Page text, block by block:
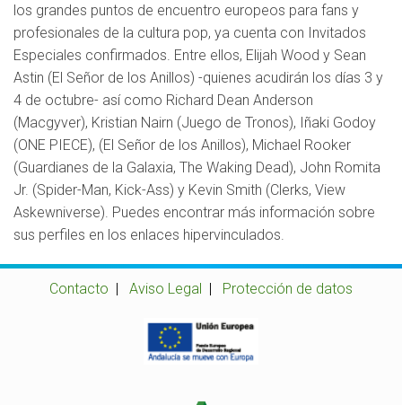
los grandes puntos de encuentro europeos para fans y
profesionales de la cultura pop, ya cuenta con Invitados
Especiales confirmados. Entre ellos, Elijah Wood y Sean
Astin (El Señor de los Anillos) -quienes acudirán los días 3 y
4 de octubre- así como Richard Dean Anderson
(Macgyver), Kristian Nairn (Juego de Tronos), Iñaki Godoy
(ONE PIECE), (El Señor de los Anillos), Michael Rooker
(Guardianes de la Galaxia, The Waking Dead), John Romita
Jr. (Spider-Man, Kick-Ass) y Kevin Smith (Clerks, View
Askewniverse). Puedes encontrar más información sobre
sus perfiles en los enlaces hipervinculados.
Contacto | Aviso Legal | Protección de datos